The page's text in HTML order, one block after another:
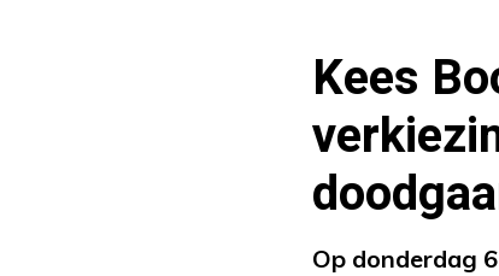
Kees
Op donderdag